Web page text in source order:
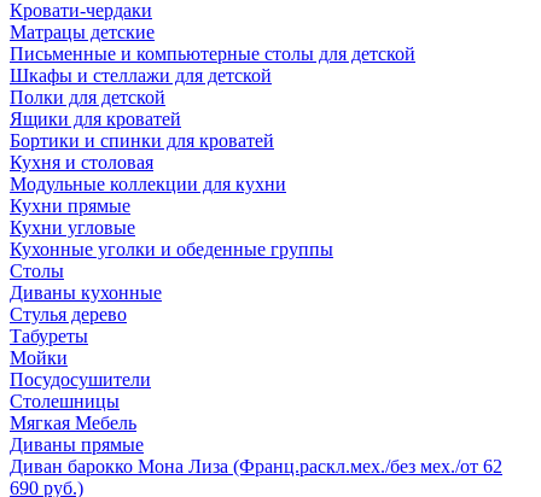
Кровати-чердаки
Матрацы детские
Письменные и компьютерные столы для детской
Шкафы и стеллажи для детской
Полки для детской
Ящики для кроватей
Бортики и спинки для кроватей
Кухня и столовая
Модульные коллекции для кухни
Кухни прямые
Кухни угловые
Кухонные уголки и обеденные группы
Столы
Диваны кухонные
Стулья дерево
Табуреты
Мойки
Посудосушители
Столешницы
Мягкая Мебель
Диваны прямые
Диван барокко Мона Лиза (Франц.раскл.мех./без мех./от 62
690 руб.)